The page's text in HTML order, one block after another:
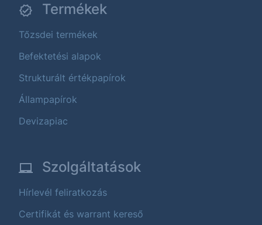
Termékek
Tőzsdei termékek
Befektetési alapok
Strukturált értékpapírok
Állampapírok
Devizapiac
Szolgáltatások
Hírlevél feliratkozás
Certifikát és warrant kereső